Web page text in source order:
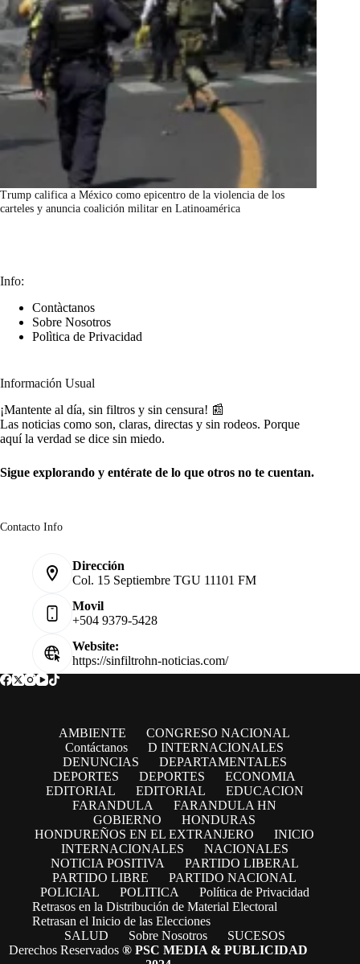
Trump califica a México como epicentro de la violencia de los
carteles y anuncia coalición militar en Latinoamérica
Info:
Contàctanos
Sobre Nosotros
Polìtica de Privacidad
Información Usual
¡Mantente al día, sin filtros y sin censura! 📰
Las noticias como son, claras, directas y sin rodeos. Porque
aquí la verdad se dice sin miedo.
Sigue explorando y entérate de lo que otros no te cuentan.
Contacto Info
Dirección
Col. 15 Septiembre TGU 11101 FM
Movil
+504 9379-5428
Website:
https://sinfiltrohn-noticias.com/
AMBIENTE
CONGRESO NACIONAL
Contáctanos
D INTERNACIONALES
DENUNCIAS
DEPARTAMENTALES
DEPORTES
DEPORTES
ECONOMIA
EDITORIAL
EDITORIAL
EDUCACION
FARANDULA
FARANDULA HN
GOBIERNO
HONDURAS
HONDUREÑOS EN EL EXTRANJERO
INICIO
INTERNACIONALES
NACIONALES
NOTICIA POSITIVA
PARTIDO LIBERAL
PARTIDO LIBRE
PARTIDO NACIONAL
POLICIAL
POLITICA
Política de Privacidad
Retrasos en la Distribución de Material Electoral
Retrasan el Inicio de las Elecciones
SALUD
Sobre Nosotros
SUCESOS
Derechos Reservados® PSC MEDIA & PUBLICIDAD